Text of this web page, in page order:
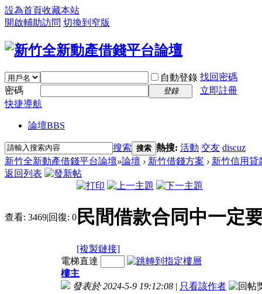
設為首頁收藏本站
開啟輔助訪問 切換到窄版
自動登錄 找回密碼
密碼
登錄
立即註冊
快捷導航
論壇BBS
搜索 搜索 熱搜: 活動 交友 discuz
新竹全新動產借錢平台論壇»論壇 › 新竹借錢方案 › 新竹信用貸
返回列表
查看: 3469|回復: 0民間借款合同中一定
[複製鏈接]
電梯直達
樓主
發表於 2024-5-9 19:12:08 | 只看該作者